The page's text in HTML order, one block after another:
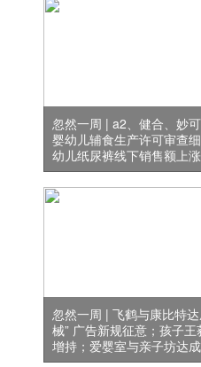
忽然一周 | a2、健合、妙
婴幼儿辅食生产许可审查
幼儿纸尿裤线下销售额上
忽然一周 | 飞鹤与康比特
械” 广告新规征意；孩子
增持；爱婴室与亲子坊达